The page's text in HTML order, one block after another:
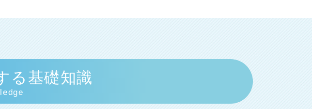
る基礎知識